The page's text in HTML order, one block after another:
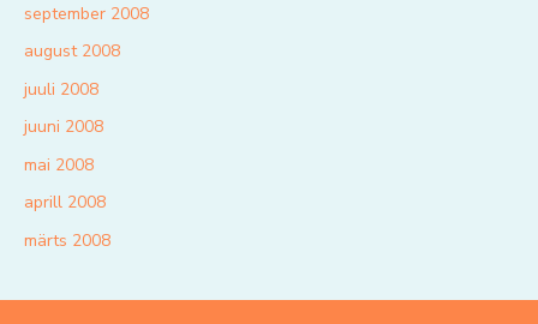
september 2008
august 2008
juuli 2008
juuni 2008
mai 2008
aprill 2008
märts 2008